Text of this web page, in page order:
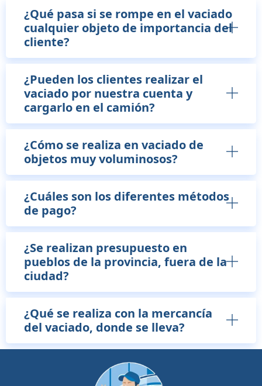
¿Qué pasa si se rompe en el vaciado
cualquier objeto de importancia del
cliente?
¿Pueden los clientes realizar el
vaciado por nuestra cuenta y
cargarlo en el camión?
¿Cómo se realiza en vaciado de
objetos muy voluminosos?
¿Cuáles son los diferentes métodos
de pago?
¿Se realizan presupuesto en
pueblos de la provincia, fuera de la
ciudad?
¿Qué se realiza con la mercancía
del vaciado, donde se lleva?